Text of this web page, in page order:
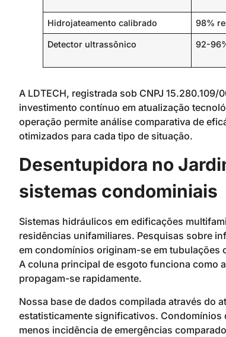
Hidrojateamento calibrado 98%
Detector ultrassônico 92-
A LDTECH, registrada sob CNPJ
investimento contínuo em atualização
operação permite análise comparativa de
otimizados para cada tipo de situação.
Desentupidora no
sistemas condominiais
Sistemas hidráulicos em edificações
residências unifamiliares. Pesquisas sobre
em condomínios originam-se em tubulações
A coluna principal de esgoto funciona como
propagam-se rapidamente.
Nossa base de dados compilada através do
estatisticamente significativos. Condomínios
menos incidência de emergências